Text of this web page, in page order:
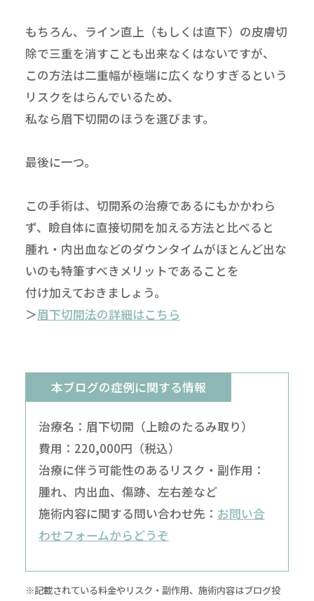
もちろん、ライン直上（もしくは直下）の皮膚切
除で三重を消すことも出来なくはないですが、
この方法は二重幅が極端に広くなりすぎるという
リスクをはらんでいるため、
私なら眉下切開のほうを選びます。
最後に一つ。
この手術は、切開系の治療であるにもかかわら
ず、瞼自体に直接切開を加える方法と比べると
腫れ・内出血などのダウンタイムがほとんど出な
いのも特筆すべきメリットであることを
付け加えておきましょう。
＞眉下切開法の詳細はこちら
本ブログの症例に関する情報
治療名：眉下切開（上瞼のたるみ取り）
費用：220,000円（税込）
治療に伴う可能性のあるリスク・副作用：
腫れ、内出血、傷跡、左右差など
施術内容に関する問い合わせ先： お問い合
わせフォームからどうぞ
※記載されている料金やリスク・副作用、施術内容はブログ投